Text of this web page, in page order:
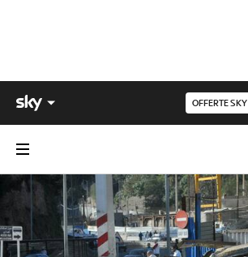
OFFERTE SKY